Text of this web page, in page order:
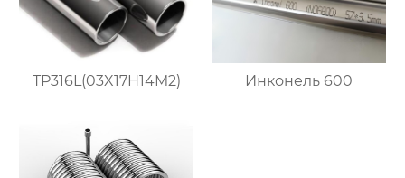
TP316L(03X17H14M2) Инконель 600